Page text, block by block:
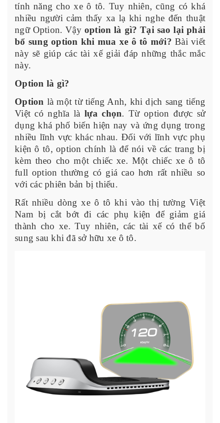
tính năng cho xe ô tô. Tuy nhiên, cũng có khá
nhiều người cảm thấy xa lạ khi nghe đến thuật
ngữ Option. Vậy option là gì? Tại sao lại phải
bổ sung option khi mua xe ô tô mới? Bài viết
này sẽ giúp các tài xế giải đáp những thắc mắc
này.
Option là gì?
Option là một từ tiếng Anh, khi dịch sang tiếng
Việt có nghĩa làlựa chọn. Từ option được sử
dụng khá phố biến hiện nay và ứng dụng trong
nhiều lĩnh vực khác nhau. Đối với lĩnh vực phụ
kiện ô tô, option chính là để nói về các trang bị
kèm theo cho một chiếc xe. Một chiếc xe ô tô
full option thường có giá cao hơn rất nhiều so
với các phiên bản bị thiếu.
Rất nhiều dòng xe ô tô khi vào thị tường Việt
Nam bị cắt bớt đi các phụ kiện để giảm giá
thành cho xe. Tuy nhiên, các tài xế có thể bổ
sung sau khi đã sở hữu xe ô tô.